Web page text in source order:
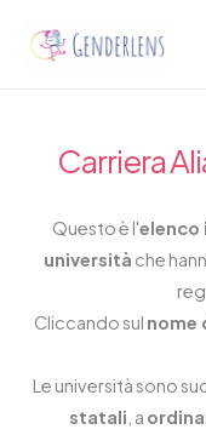
Carriera
Questo è l'elenco
università che
Cliccando sul nome
Le università sono
statali , a